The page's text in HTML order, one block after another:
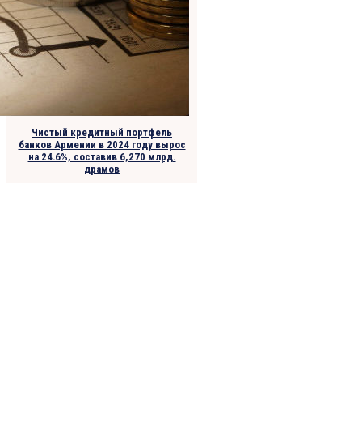
Чистый кредитный портфель
банков Армении в 2024 году вырос
на 24․6%, составив 6,270 млрд.
драмов